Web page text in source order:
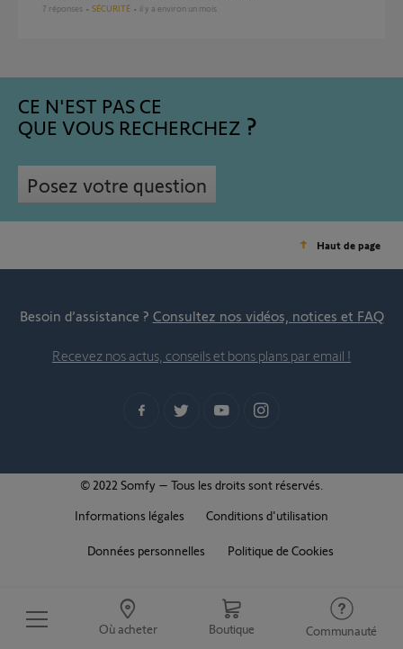
Où acheter Boutique Communauté
7 réponses SÉCURITÉ il y a environ un mois
CE N'EST PAS CE
QUE VOUS RECHERCHEZ
Posez votre question
Haut de page
Besoin d’assistance ? Consultez nos vidéos, notices et FAQ
Recevez nos actus, conseils et bons plans par email !
© 2022 Somfy – Tous les droits sont réservés.
Informations légales
Conditions d'utilisation
Données personnelles Politique de Cookies